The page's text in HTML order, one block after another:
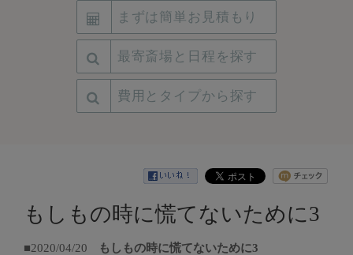
まずは簡単お見積もり
最寄斎場と日程を探す
費用とタイプから探す
もしもの時に慌てないために3
■2020/04/20
もしもの時に慌てないために3